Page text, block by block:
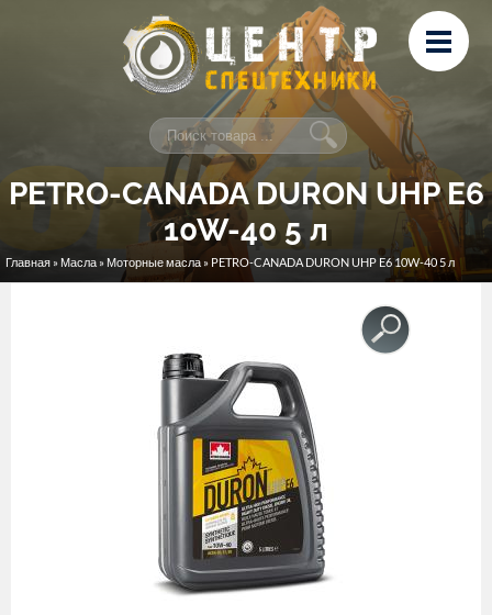
Перейти к основному содержанию
Лизинг
Сервис и ремонт
Контакты
PETRO-CANADA DURON UHP E6
10W-40 5 л
Вы здесь
Главная » Масла » Моторные масла » PETRO-CANADA DURON UHP E6 10W-40 5 л